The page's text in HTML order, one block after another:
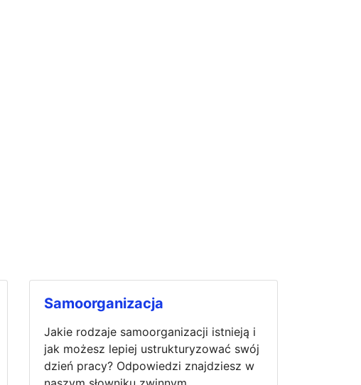
Samoorganizacja
Jakie rodzaje samoorganizacji istnieją i
jak możesz lepiej ustrukturyzować swój
dzień pracy? Odpowiedzi znajdziesz w